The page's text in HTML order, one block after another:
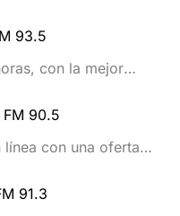
93.5
con la mejor
90.5
línea con una oferta
91.3